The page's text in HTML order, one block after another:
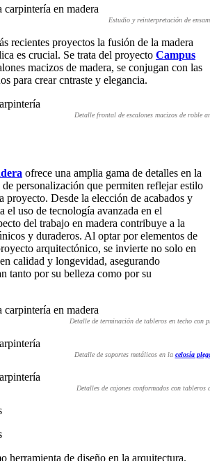
Estudio y reinterpretación de
recientes proyectos la fusión de la madera
es crucial. Se trata del proyecto Campus
macizos de madera, se conjugan con las
para crear cntraste y elegancia.
Detalle frontal de escalones macizos de roble
ofrece una amplia gama de detalles en la
personalización que permiten reflejar estilo
proyecto. Desde la elección de acabados y
el uso de tecnología avanzada en el
del trabajo en madera contribuye a la
y duraderos. Al optar por elementos de
arquitectónico, se invierte no solo en
calidad y longevidad, asegurando
tanto por su belleza como por su
Detalle de terminación de tableros en techo con
Detalle de soportes metálicos en la celosía
Detalles de cajones conformados con